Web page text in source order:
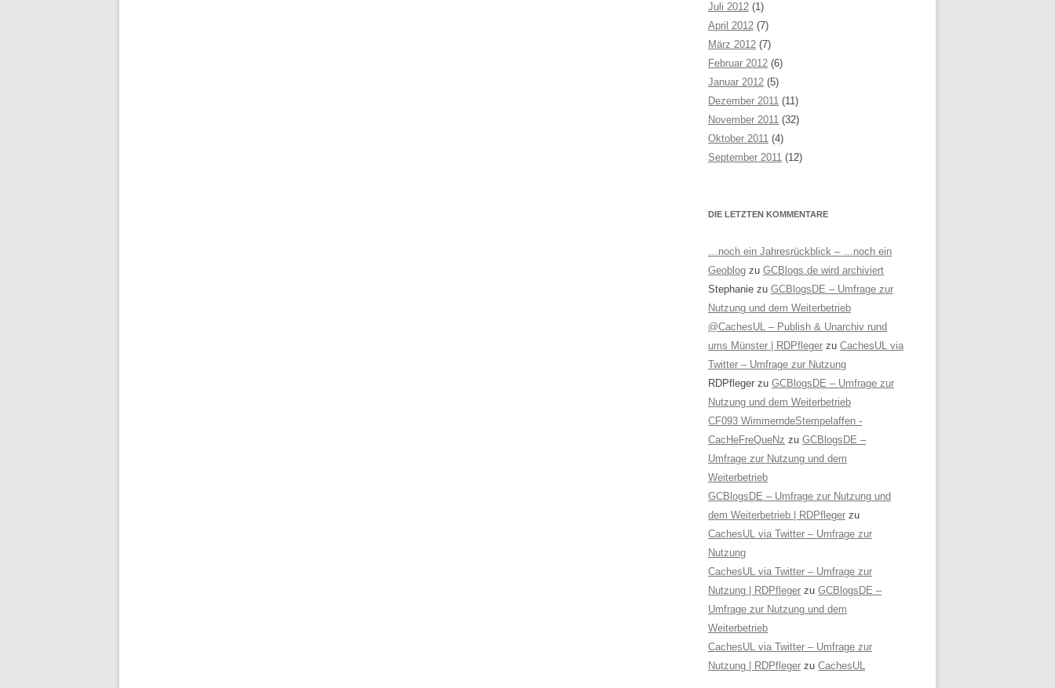
Juli 2012 (1)
April 2012 (7)
März 2012 (7)
Februar 2012 (6)
Januar 2012 (5)
Dezember 2011 (11)
November 2011 (32)
Oktober 2011 (4)
September 2011 (12)
DIE LETZTEN KOMMENTARE
…noch ein Jahresrückblick – …noch ein
Geoblog zu GCBlogs.de wird archiviert
Stephanie zu GCBlogsDE – Umfrage zur
Nutzung und dem Weiterbetrieb
@CachesUL – Publish & Unarchiv rund
ums Münster | RDPfleger zu CachesUL via
Twitter – Umfrage zur Nutzung
RDPfleger zu GCBlogsDE – Umfrage zur
Nutzung und dem Weiterbetrieb
CF093 WimmerndeStempelaffen -
CacHeFreQueNz zu GCBlogsDE –
Umfrage zur Nutzung und dem
Weiterbetrieb
GCBlogsDE – Umfrage zur Nutzung und
dem Weiterbetrieb | RDPfleger zu
CachesUL via Twitter – Umfrage zur
Nutzung
CachesUL via Twitter – Umfrage zur
Nutzung | RDPfleger zu GCBlogsDE –
Umfrage zur Nutzung und dem
Weiterbetrieb
CachesUL via Twitter – Umfrage zur
Nutzung | RDPfleger zu CachesUL